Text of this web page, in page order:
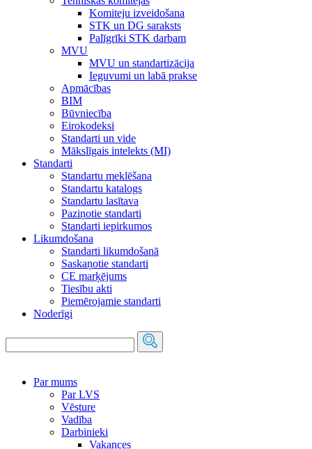
Komiteju izveidošana
STK un DG saraksts
Palīgrīki STK darbam
MVU
MVU un standartizācija
Ieguvumi un labā prakse
Apmācības
BIM
Būvniecība
Eirokodeksi
Standarti un vide
Mākslīgais intelekts (MI)
Standarti
Standartu meklēšana
Standartu katalogs
Standartu lasītava
Paziņotie standarti
Standarti iepirkumos
Likumdošana
Standarti likumdošanā
Saskaņotie standarti
CE marķējums
Tiesību akti
Piemērojamie standarti
Noderīgi
Par mums
Par LVS
Vēsture
Vadība
Darbinieki
Vakances